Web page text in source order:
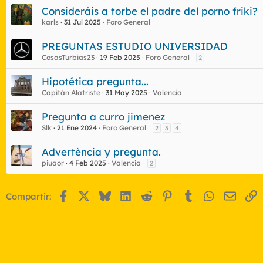
Consideráis a torbe el padre del porno friki?
karls 31 Jul 2025 Foro General
PREGUNTAS ESTUDIO UNIVERSIDAD
CosasTurbias23 19 Feb 2025 Foro General 2
Hipotética pregunta...
Capitán Alatriste 31 May 2025 Valencia
Pregunta a curro jimenez
Slk 21 Ene 2024 Foro General 2 3 4
Advertència y pregunta.
piuaor 4 Feb 2025 Valencia 2
Compartir: FacebookBlueskyLinkedIn
Reddit Pinterest
Tumblr WhatsApp
Email